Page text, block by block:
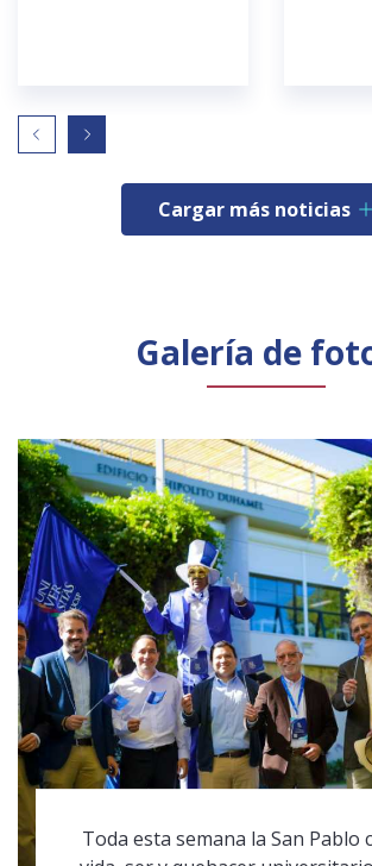
Cargar más noticias
Galería de
Toda esta semana la San Pablo